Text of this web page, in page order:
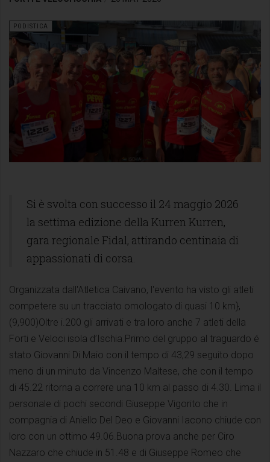
PODISTICA
Si è svolta con successo il 24 maggio 2026
la settima edizione della Kurren Kurren,
gara regionale Fidal, attirando centinaia di
appassionati di corsa.
Organizzata dall'Atletica Caivano, l'evento ha visto gli atleti
competere su un tracciato omologato di quasi 10 km},
(9,900)Oltre i.200 gli arrivati e tra loro anche 7 atleti della
Forti e Veloci isola d’Ischia.Primo del gruppo al traguardo é
stato Giovanni Di Maio con il tempo di 43,29 seguito dopo
meno di un minuto da Vincenzo Maltese, che con il tempo
di 45.22 ritorna a correre una 10 km al passo di 4.30. Lima il
personale di pochi secondi Giuseppe Vigorito che in
compagnia di Aniello Del Deo e Giovanni Iacono chiude con
loro con un ottimo 49.06.Buona prova anche per Ciro
Nazzaro che chiude in 51.48 e di Giuseppe Romeo che